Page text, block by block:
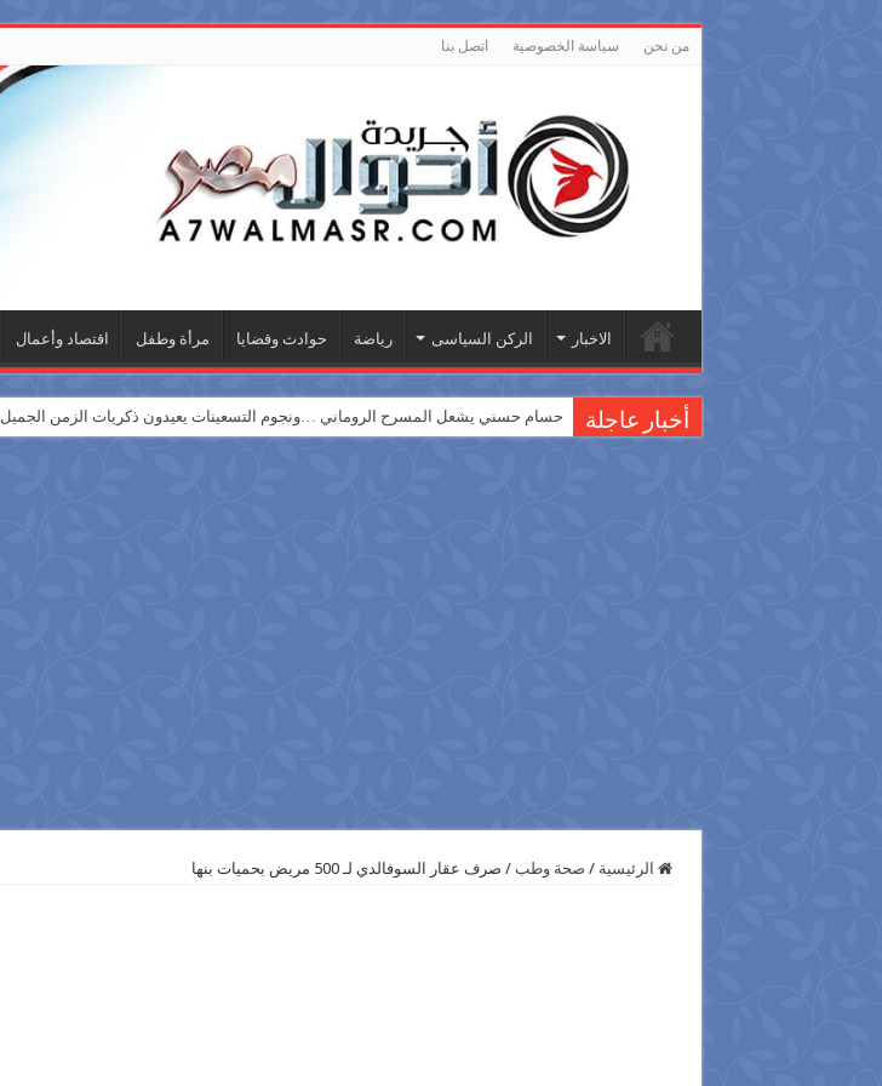
من نحن سياسة الخصوصية اتصل بنا
الاخبار الركن السياسى رياضة حوادث وقضايا مرأة وطفل اقتصاد وأعمال
أخبار عاجلة حسام حسني يشعل المسرح الروماني …ونجوم التسعينات يعيدون ذكريات الزمن الجميل
الرئيسية / صحة وطب / صرف عقار السوفالدي لـ 500 مريض بحميات بنها